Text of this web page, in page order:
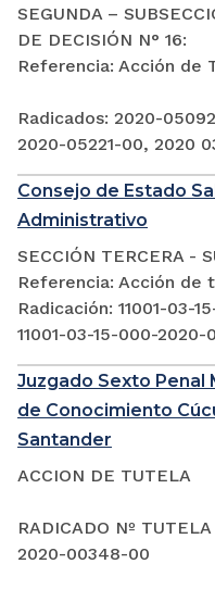
SEGUNDA –
DE DECISIÓN N° 16:
Referencia: Acción de
Radicados: 2020-
2020-05221-00, 2020
Consejo de Estado
Administrativo
SECCIÓN TERCERA -
Referencia: Acción de
Radicación: 11001-03-
11001-03-15-000-2020-
Juzgado Sexto Penal
de Conocimiento
Santander
ACCION DE TUTELA
RADICADO Nº
2020-00348-00